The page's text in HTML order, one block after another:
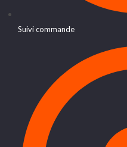
Suivi commande